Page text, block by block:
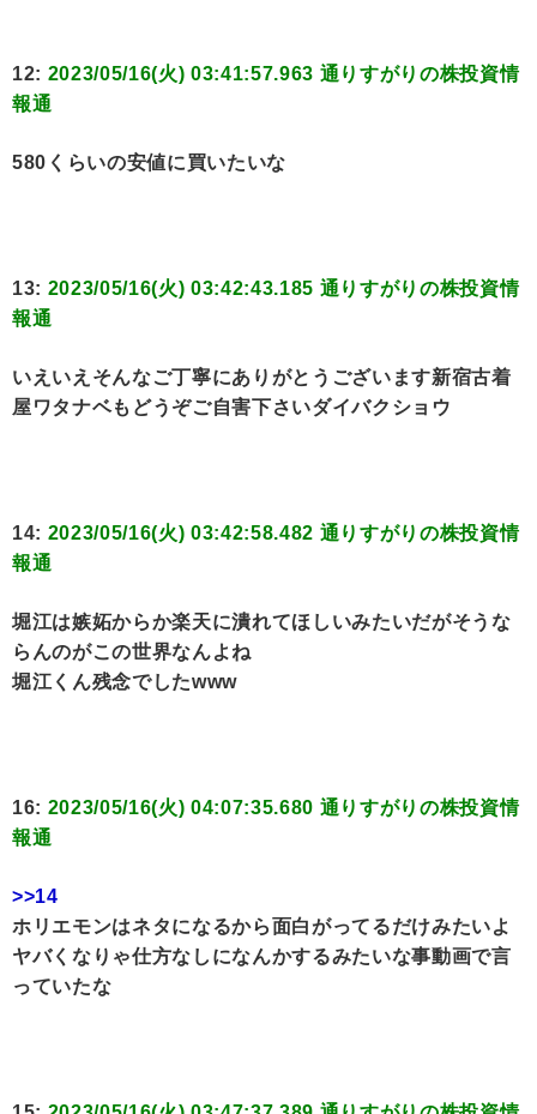
12: 2023/05/16(火) 03:41:57.963 通りすがりの株投資情
報通
580くらいの安値に買いたいな
13: 2023/05/16(火) 03:42:43.185 通りすがりの株投資情
報通
いえいえそんなご丁寧にありがとうございます新宿古着
屋ワタナベもどうぞご自害下さいダイバクショウ
14: 2023/05/16(火) 03:42:58.482 通りすがりの株投資情
報通
堀江は嫉妬からか楽天に潰れてほしいみたいだがそうな
らんのがこの世界なんよね
堀江くん残念でしたwww
16: 2023/05/16(火) 04:07:35.680 通りすがりの株投資情
報通
>>14
ホリエモンはネタになるから面白がってるだけみたいよ
ヤバくなりゃ仕方なしになんかするみたいな事動画で言
っていたな